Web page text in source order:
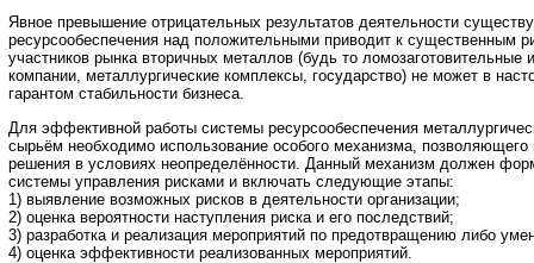
Явное превышение отрицательных результатов деятельности
ресурсообеспечения над положительными приводит к существенным
участников рынка вторичных металлов (будь то
компании, металлургические комплексы, государство) не может в
гарантом стабильности бизнеса.
Для эффективной работы системы ресурсообеспечения
сырьём необходимо использование особого механизма, позволяющего
решения в условиях неопределённости. Данный механизм должен
системы управления рисками и включать следующие этапы:
1) выявление возможных рисков в деятельности организации;
2) оценка вероятности наступления риска и его последствий;
3) разработка и реализация мероприятий по предотвращению либо
4) оценка эффективности реализованных мероприятий.